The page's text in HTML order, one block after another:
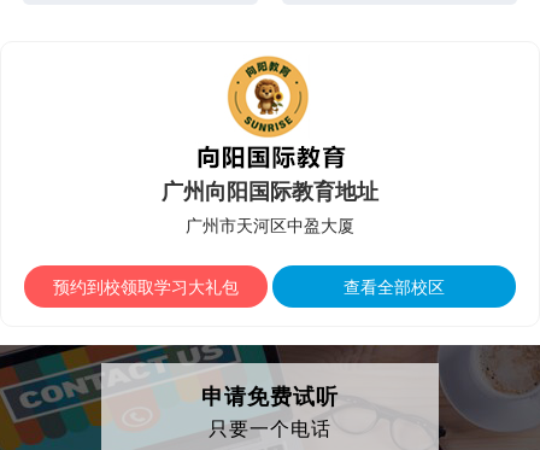
广州向阳国际教育地址
广州市天河区中盈大厦
预约到校领取学习大礼包 查看全部校区
申请免费试听
只要一个电话